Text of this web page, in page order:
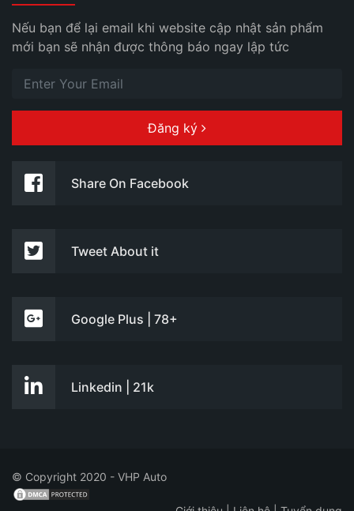
Nếu bạn để lại email khi website cập nhật sản phẩm
mới bạn sẽ nhận được thông báo ngay lập tức
Đăng ký
Share On Facebook
Tweet About it
Google Plus | 78+
Linkedin | 21k
© Copyright 2020 - VHP Auto